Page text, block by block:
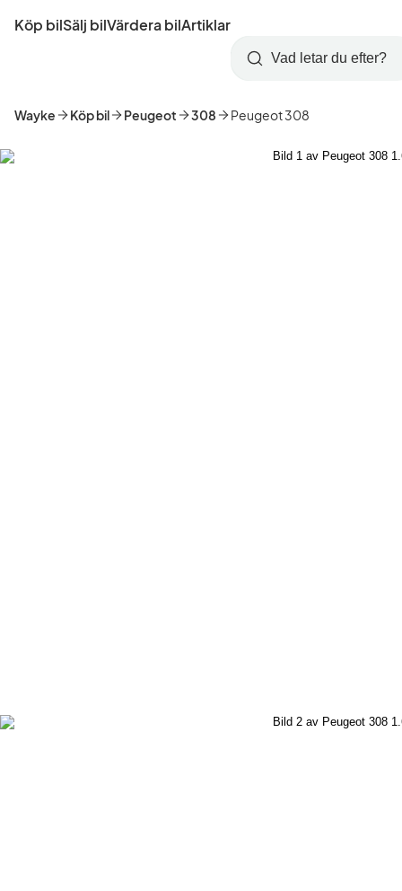
till
Startsida
Köp bilSälj bilVärdera bilArtiklar
Skapa
konto
Logga
in
Sök
Wayke Köp bil Peugeot 308 Peugeot 308